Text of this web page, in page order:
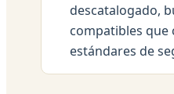
descatalogado,
compatibles que
estándares de